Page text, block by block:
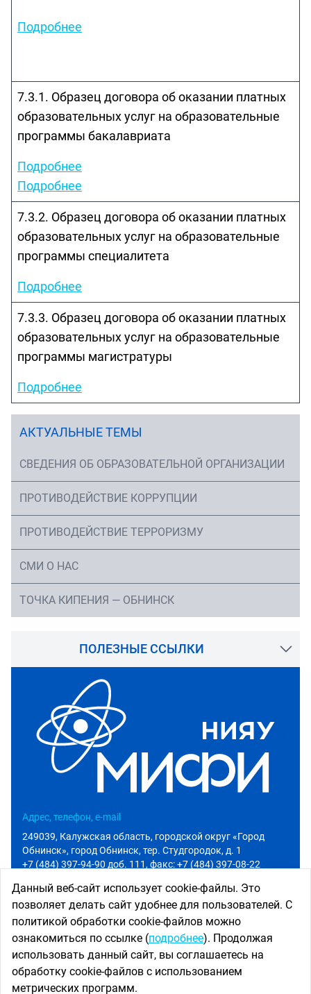
Подробнее
7.3.1. Образец договора об оказании платных
образовательных услуг на образовательные
программы бакалавриата
Подробнее
Подробнее
7.3.2. Образец договора об оказании платных
образовательных услуг на образовательные
программы специалитета
Подробнее
7.3.3. Образец договора об оказании платных
образовательных услуг на образовательные
программы магистратуры
Подробнее
АКТУАЛЬНЫЕ ТЕМЫ
СВЕДЕНИЯ ОБ ОБРАЗОВАТЕЛЬНОЙ ОРГАНИЗАЦИИ
ПРОТИВОДЕЙСТВИЕ КОРРУПЦИИ
ПРОТИВОДЕЙСТВИЕ ТЕРРОРИЗМУ
СМИ О НАС
ТОЧКА КИПЕНИЯ — ОБНИНСК
ПОЛЕЗНЫЕ ССЫЛКИ
Адрес, телефон, e-mail
249039, Калужская область, городской округ «Город
Обнинск», город Обнинск, тер. Студгородок, д. 1
+7 (484) 397-94-90 доб. 111, факс: +7 (484) 397-08-22
Приемная комиссия
Абитуриенту
+7 (484) 397-94-90 доб. 801
priem@iate.obninsk.ru
Использование новостных материалов сайта возможно
Данный веб-сайт использует cookie-файлы. Это
позволяет делать сайт удобнее для пользователей. С
политикой обработки cookie-файлов можно
ознакомиться по ссылке (подробнее). Продолжая
использовать данный сайт, вы соглашаетесь на
обработку cookie-файлов с использованием
метрических программ.